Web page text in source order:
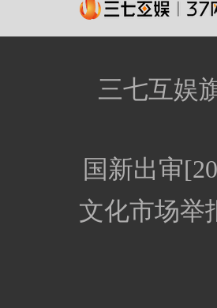
三七互娱
国新出审
文化市场举